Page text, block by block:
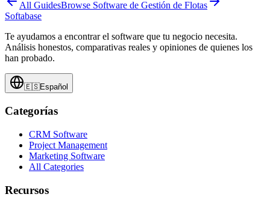
All GuidesBrowse Software de Gestión de Flotas
Softabase
Te ayudamos a encontrar el software que tu negocio necesita.
Análisis honestos, comparativas reales y opiniones de quienes los
han probado.
🇪🇸Español
Categorías
CRM Software
Project Management
Marketing Software
All Categories
Recursos